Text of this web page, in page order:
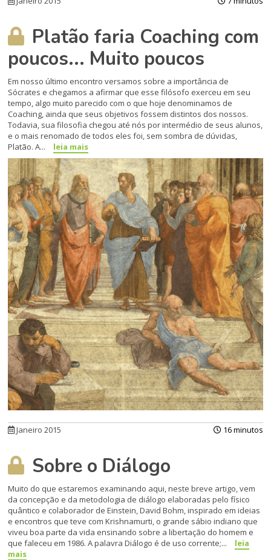
Platão faria Coaching com
poucos... Muito poucos
Em nosso último encontro versamos sobre a importância de
Sócrates e chegamos a afirmar que esse filóso­fo exerceu em seu
tempo, algo muito parecido com o que hoje denomina­mos de
Coaching, ainda que seus ob­jetivos fossem distintos dos nossos.
Todavia, sua filosofia chegou até nós por intermédio de seus alunos,
e o mais renomado de todos eles foi, sem sombra de dúvidas,
Platão. A...
leia mais
Janeiro 2015 16 minutos
Sobre o Diálogo
Muito do que estaremos examinando aqui, neste breve artigo, vem
da concep­ção e da metodologia de diálogo elabora­das pelo físico
quântico e colaborador de Einstein, David Bohm, inspirado em ideias
e encontros que teve com Krishnamurti, o grande sábio indiano que
viveu boa parte da vida ensinando sobre a libertação do homem e
que faleceu em 1986. A palavra Diálogo é de uso corrente;...
leia
mais